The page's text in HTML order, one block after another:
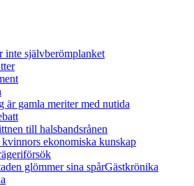
inte självberömplanket
är gamla meriter med nutida
till halsbandsrånen
ekonomiska kunskap
glömmer sina spårGästkrönika